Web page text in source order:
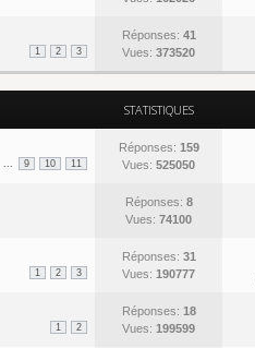
1 2 3
Réponses: 41
Vues: 373520
STATISTIQUES
9 10 11
Réponses: 159
Vues: 525050
Réponses: 8
Vues: 74100
1 2 3
Réponses: 31
Vues: 190777
1 2
Réponses: 18
Vues: 199599